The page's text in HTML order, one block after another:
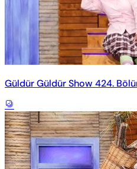
Güldür Güldür Show 424.